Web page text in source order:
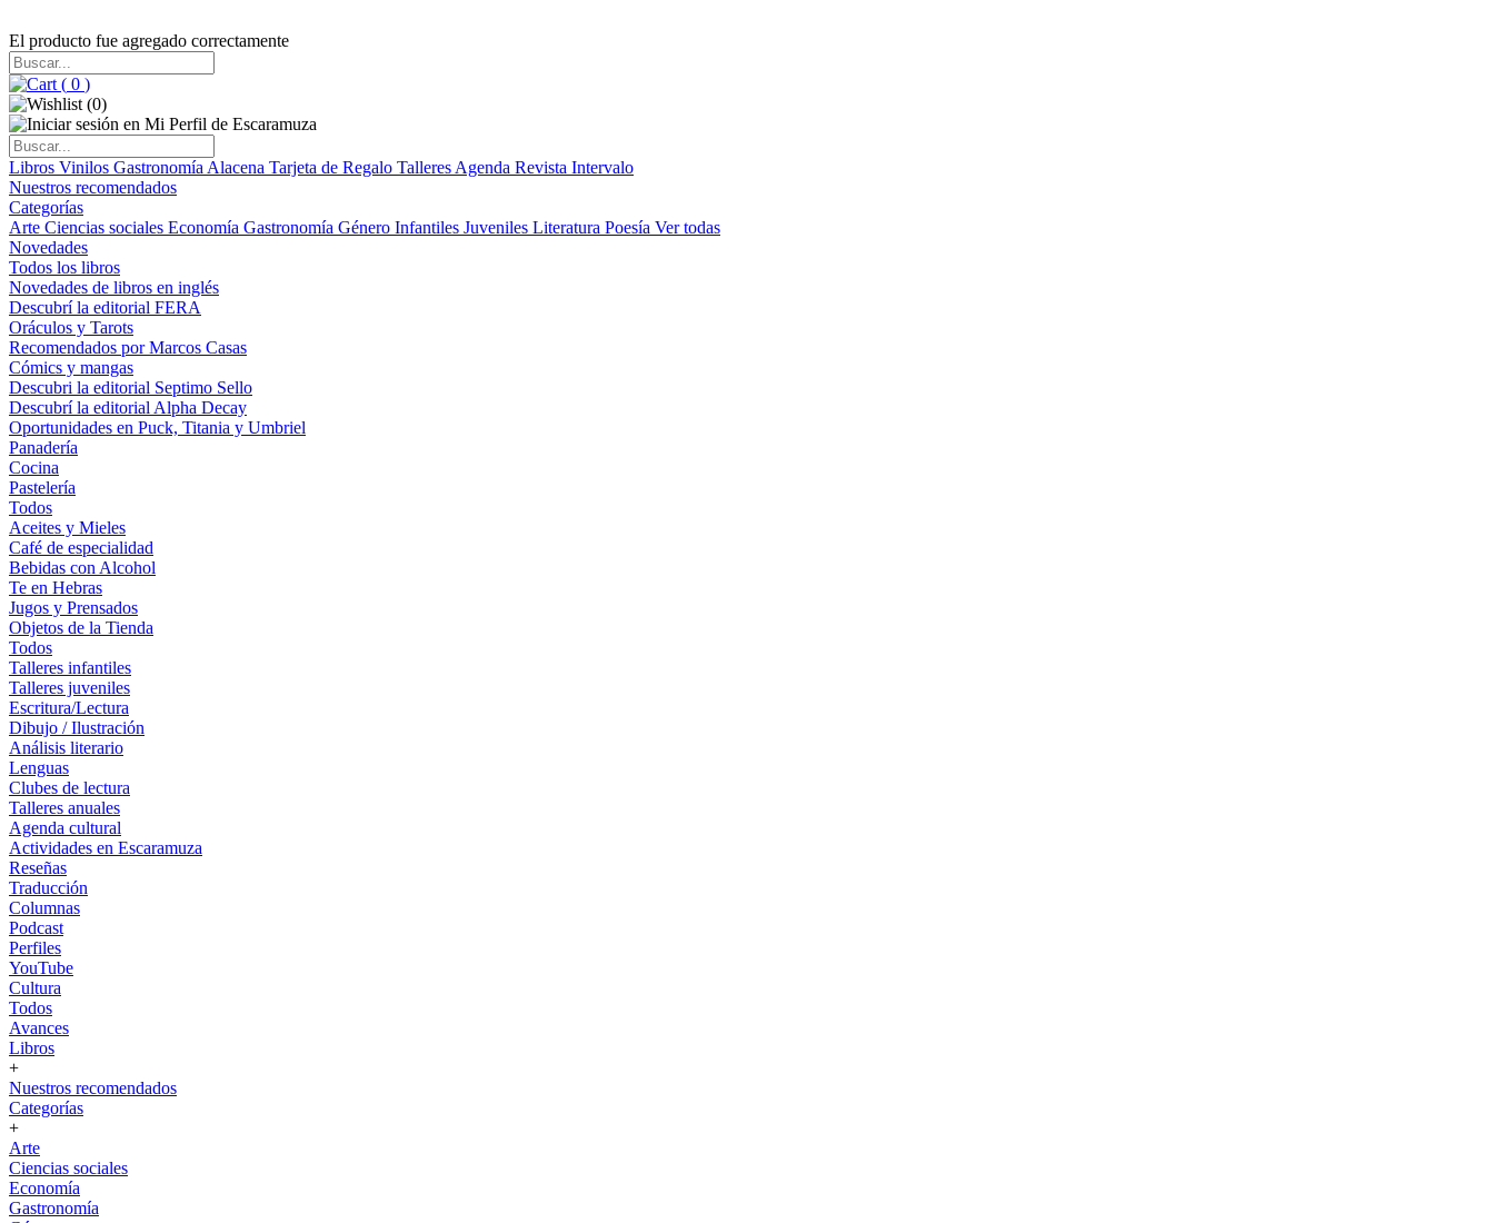
El producto fue agregado correctamente
( 0 )
(0)
Libros Vinilos Gastronomía Alacena Tarjeta de Regalo Talleres Agenda Revista Intervalo
Nuestros recomendados
Categorías
Arte Ciencias sociales Economía Gastronomía Género Infantiles Juveniles Literatura Poesía Ver todas
Novedades
Todos los libros
Novedades de libros en inglés
Descubrí la editorial FERA
Oráculos y Tarots
Recomendados por Marcos Casas
Cómics y mangas
Descubri la editorial Septimo Sello
Descubrí la editorial Alpha Decay
Oportunidades en Puck, Titania y Umbriel
Panadería
Cocina
Pastelería
Todos
Aceites y Mieles
Café de especialidad
Bebidas con Alcohol
Te en Hebras
Jugos y Prensados
Objetos de la Tienda
Todos
Talleres infantiles
Talleres juveniles
Escritura/Lectura
Dibujo / Ilustración
Análisis literario
Lenguas
Clubes de lectura
Talleres anuales
Agenda cultural
Actividades en Escaramuza
Reseñas
Traducción
Columnas
Podcast
Perfiles
YouTube
Cultura
Todos
Avances
Libros
+
Nuestros recomendados
Categorías
+
Arte
Ciencias sociales
Economía
Gastronomía